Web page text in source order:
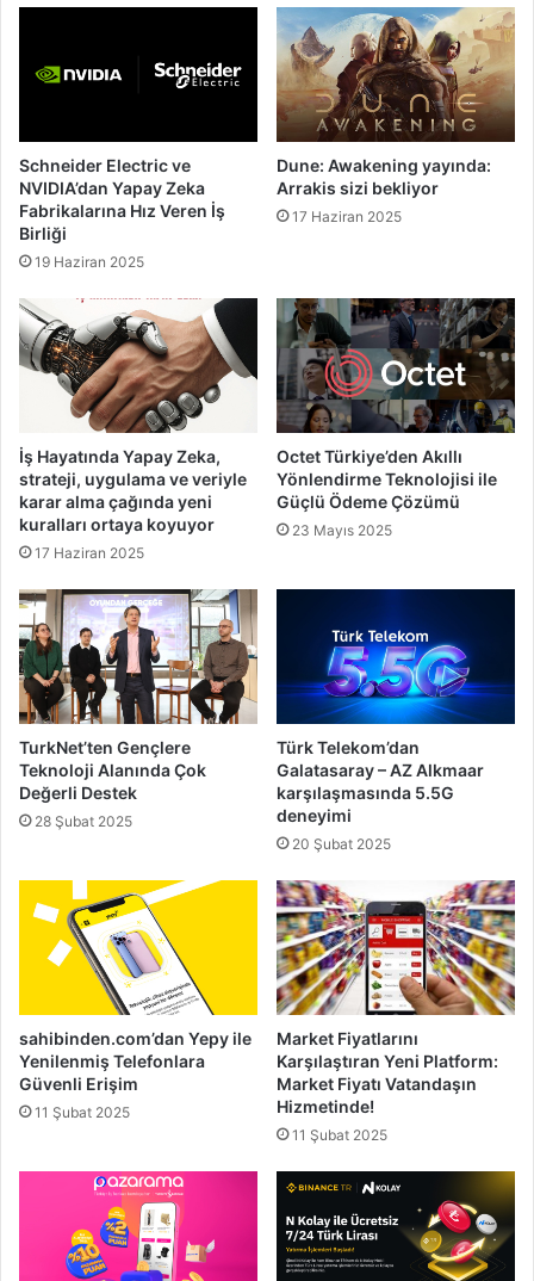
Schneider Electric ve
NVIDIA’dan Yapay Zeka
Fabrikalarına Hız Veren İş
Birliği
19 Haziran 2025
Dune: Awakening yayında:
Arrakis sizi bekliyor
17 Haziran 2025
İş Hayatında Yapay Zeka,
strateji, uygulama ve veriyle
karar alma çağında yeni
kuralları ortaya koyuyor
17 Haziran 2025
Octet Türkiye’den Akıllı
Yönlendirme Teknolojisi ile
Güçlü Ödeme Çözümü
23 Mayıs 2025
TurkNet’ten Gençlere
Teknoloji Alanında Çok
Değerli Destek
28 Şubat 2025
Türk Telekom’dan
Galatasaray – AZ Alkmaar
karşılaşmasında 5.5G
deneyimi
20 Şubat 2025
sahibinden.com’dan Yepy ile
Yenilenmiş Telefonlara
Güvenli Erişim
11 Şubat 2025
Market Fiyatlarını
Karşılaştıran Yeni Platform:
Market Fiyatı Vatandaşın
Hizmetinde!
11 Şubat 2025